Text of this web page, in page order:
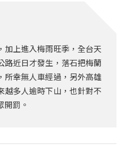
加上進入梅雨旺季，全台天
路近日才發生，落石把梅蘭
所幸無人車經過，另外高雄
越多人逾時下山，也針對不
開罰。